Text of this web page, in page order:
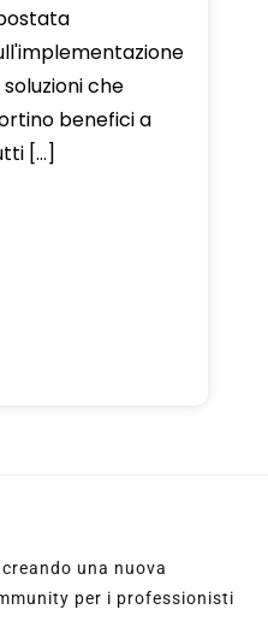
soluzioni che
benefici a
[…]
una nuova
per i professionisti